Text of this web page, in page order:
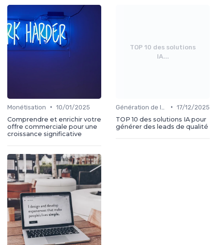
Monétisation • 10/01/2025
Comprendre et enrichir votre
offre commerciale pour une
croissance significative
TOP 10 des solutions
IA...
• 17/12/2025
TOP 10 des solutions IA pour
générer des leads de qualité